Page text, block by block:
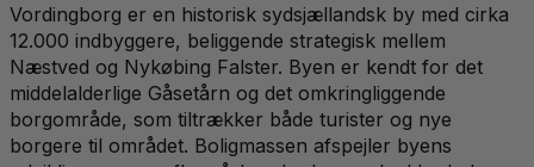
Vordingborg er en historisk sydsjællandsk by med cirka
12.000 indbyggere, beliggende strategisk mellem
Næstved og Nykøbing Falster. Byen er kendt for det
middelalderlige Gåsetårn og det omkringliggende
borgområde, som tiltrækker både turister og nye
borgere til området. Boligmassen afspejler byens